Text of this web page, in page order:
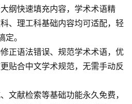
纲快速填充内容，学术术语精
、理工科基础内容均可适配，轻
定。
正语法错误、规范学术术语，优
贴合中文学术规范，无需手动反
文献检索等基础功能永久免费，